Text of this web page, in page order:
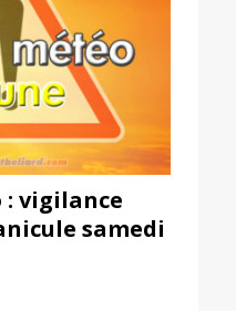
vigilance
samedi